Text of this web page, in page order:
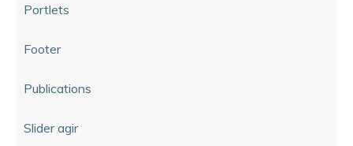
Portlets
Footer
Publications
Slider agir